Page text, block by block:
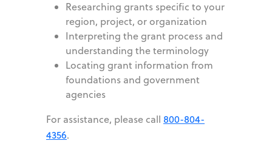
Researching grants specific to your
region, project, or organization
Interpreting the grant process and
understanding the terminology
Locating grant information from
foundations and government
agencies
For assistance, please call 800-804-
4356.